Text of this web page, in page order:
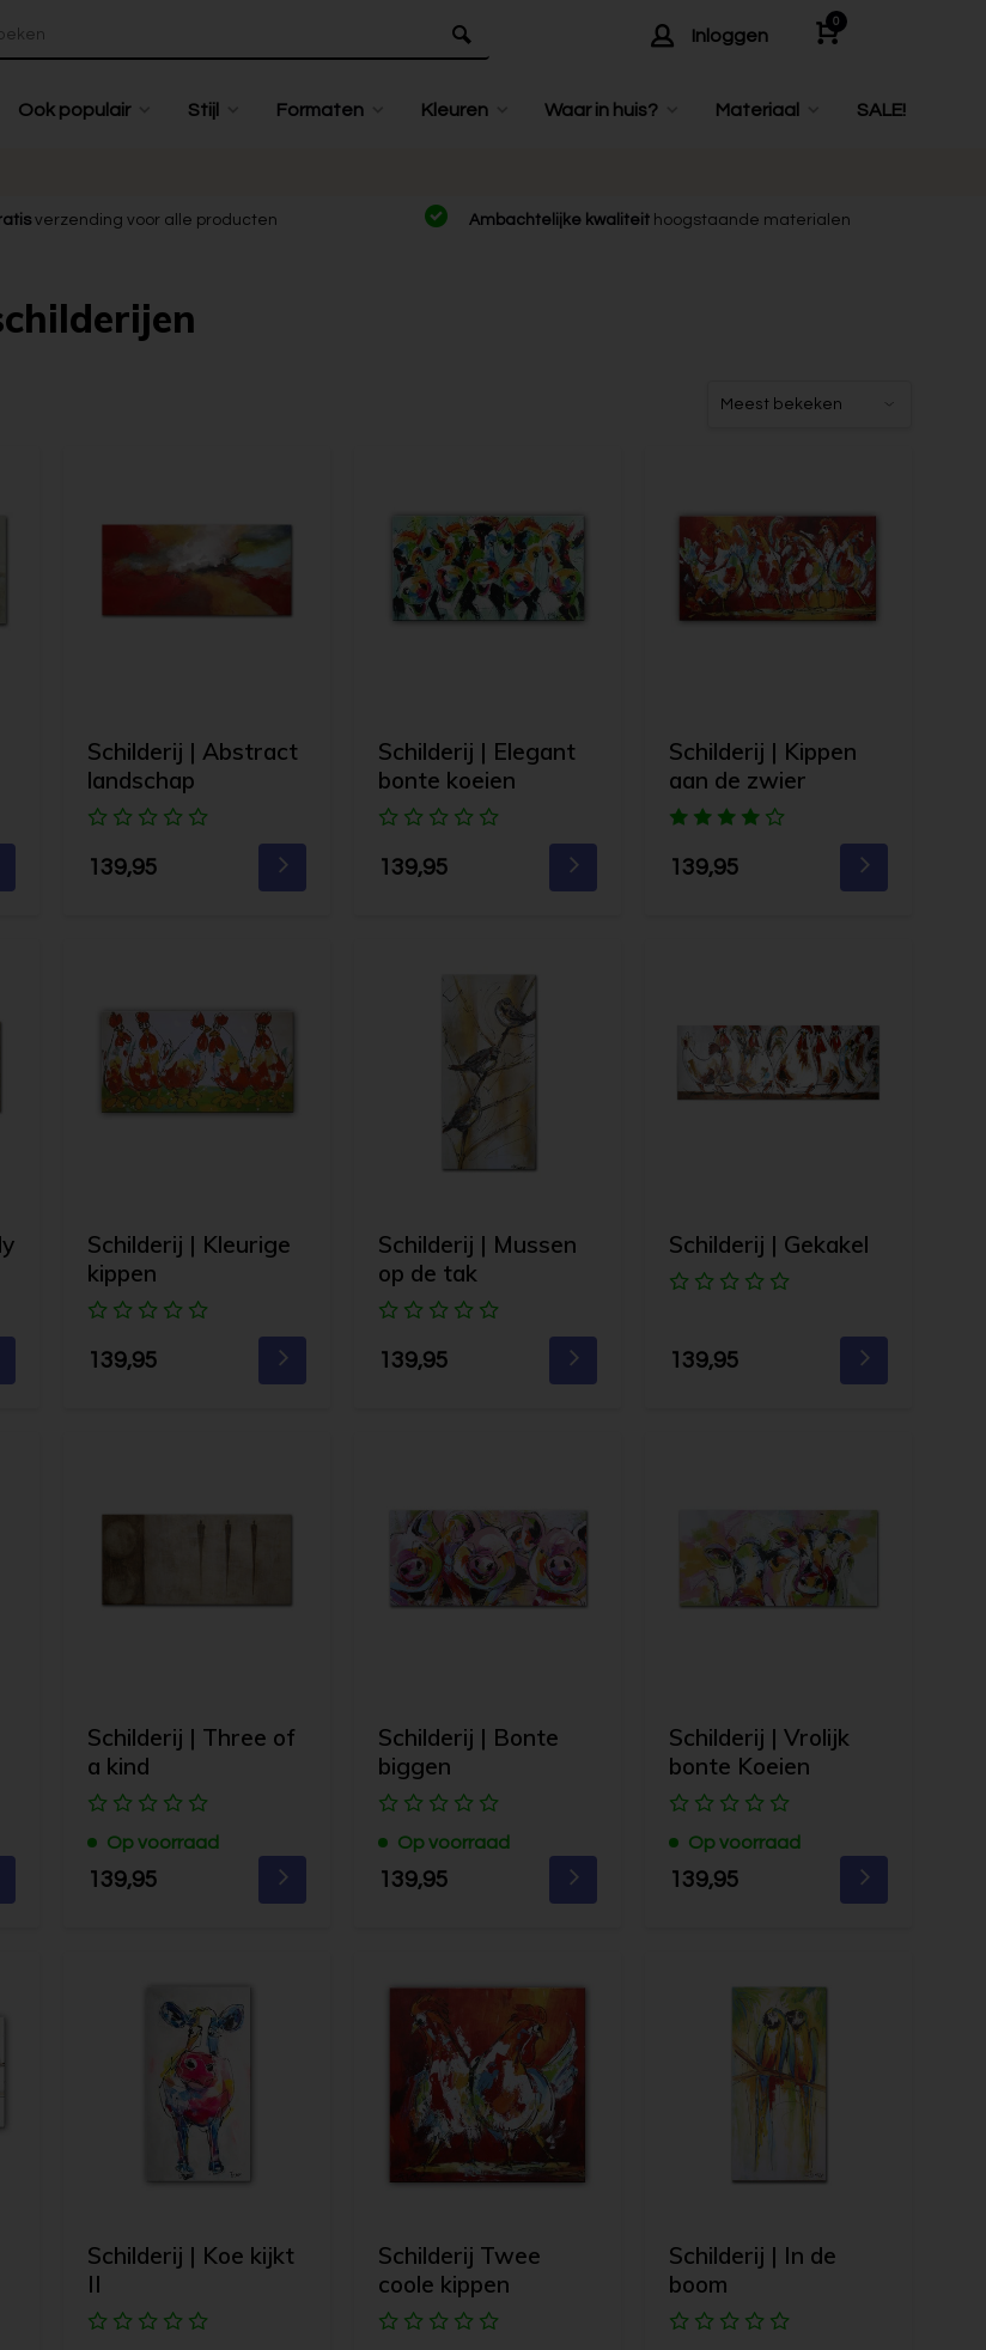
Inloggen
0
Ook populair Stijl Formaten Kleuren Waar in huis? Materiaal SALE!
verzending voor alle producten Ambachtelijke kwaliteit hoogstaande materialen
Schilderij | Abstract
landschap
139,95
Schilderij | Elegant
bonte koeien
139,95
Schilderij | Kippen
aan de zwier
139,95
Schilderij | Kleurige
kippen
139,95
Schilderij | Mussen
op de tak
139,95
Schilderij | Gekakel
139,95
Schilderij | Three of
a kind
Op voorraad
139,95
Schilderij | Bonte
biggen
Op voorraad
139,95
Schilderij | Vrolijk
bonte Koeien
Op voorraad
139,95
Schilderij | Koe kijkt
II
Schilderij Twee
coole kippen
Schilderij | In de
boom